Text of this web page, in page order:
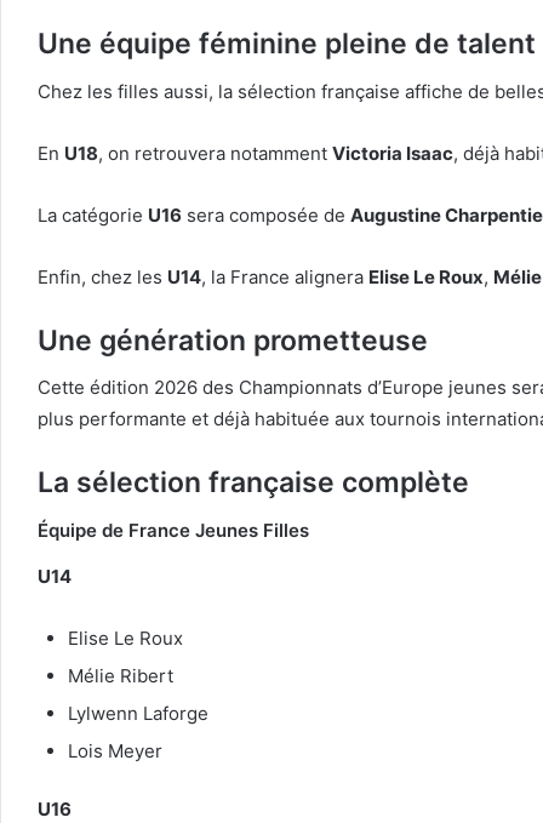
Une équipe féminine pleine de talent
Chez les filles aussi, la sélection française affiche de
En U18, on retrouvera notamment Victoria Isaac, déjà
La catégorie U16 sera composée de Augustine
Enfin, chez les U14, la France alignera Elise Le Roux,
Une génération prometteuse
Cette édition 2026 des Championnats d’Europe jeunes
plus performante et déjà habituée aux tournois
La sélection française complète
Équipe de France Jeunes Filles
U14
Elise Le Roux
Mélie Ribert
Lylwenn Laforge
Lois Meyer
U16